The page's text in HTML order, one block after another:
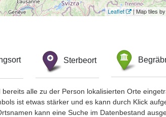
Leaflet | Map tiles
Sterbeort
alle zu der Person lokalisierten Orte
ist etwas stärker und es kann durch Klick
kann eine Suche im Datenbestand